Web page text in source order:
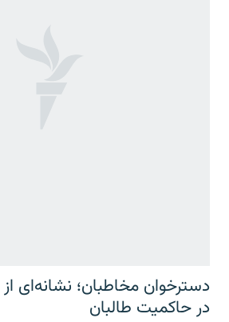
دسترخوان مخاطبان؛ نشانه‌ای
در حاکمیت طالبان